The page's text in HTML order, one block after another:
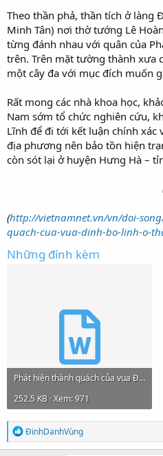
Theo thần phả, thần tích ở làng
Minh Tân) nơi thờ tướng Lê
từng đánh nhau với quân của
trên. Trên mặt tường thành xưa
một cây đa với mục đích muốn
Rất mong các nhà khoa học,
Nam sớm tổ chức nghiên cứu,
Lĩnh để đi tới kết luận chính xác
địa phương nên bảo tồn hiện
còn sót lại ở huyện Hưng Hà –
(http://vietnamnet.vn/vn/doi-
quach-cua-vua-dinh-bo-linh-o-
Những đính kèm
Phát hiện thành quách của vua Đinh Bộ Lĩnh.doc
252.5 KB · Xem: 971
R
e
a
ĐinhDanhVùng